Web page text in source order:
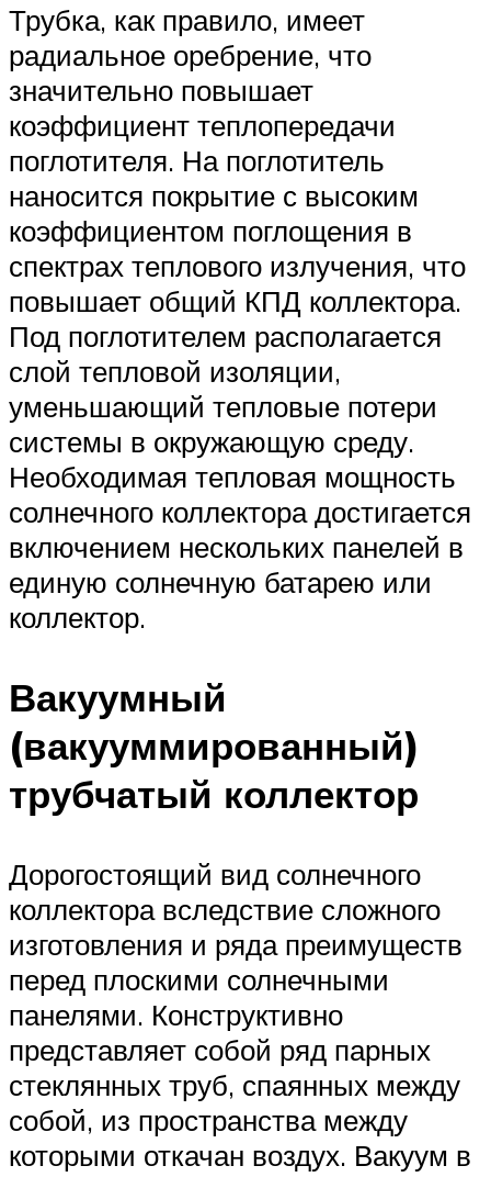
Трубка, как правило, имеет
радиальное оребрение, что
значительно повышает
коэффициент теплопередачи
поглотителя. На поглотитель
наносится покрытие с высоким
коэффициентом поглощения в
спектрах теплового излучения, что
повышает общий КПД коллектора.
Под поглотителем располагается
слой тепловой изоляции,
уменьшающий тепловые потери
системы в окружающую среду.
Необходимая тепловая мощность
солнечного коллектора достигается
включением нескольких панелей в
единую солнечную батарею или
коллектор.
Вакуумный
(вакууммированный)
трубчатый коллектор
Дорогостоящий вид солнечного
коллектора вследствие сложного
изготовления и ряда преимуществ
перед плоскими солнечными
панелями. Конструктивно
представляет собой ряд парных
стеклянных труб, спаянных между
собой, из пространства между
которыми откачан воздух. Вакуум в